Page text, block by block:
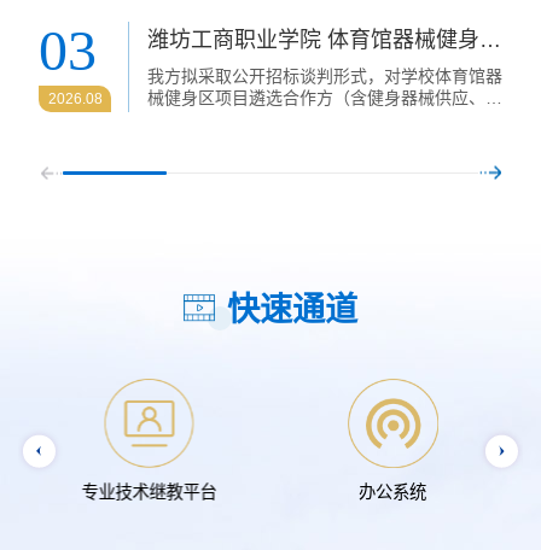
03
2026.08
潍坊工商职业学院 体育馆器械健身区项目合作招标公告
我方拟采取公开招标谈判形式，对学校体育馆器
械健身区项目遴选合作方（含健身器械供应、场
加。现将有关事项说明如下：一、项目名称潍坊
工商职业学院体育馆器械健身区项目二、投标方
力。...
快速通道
专业技术继教平台 办公系统